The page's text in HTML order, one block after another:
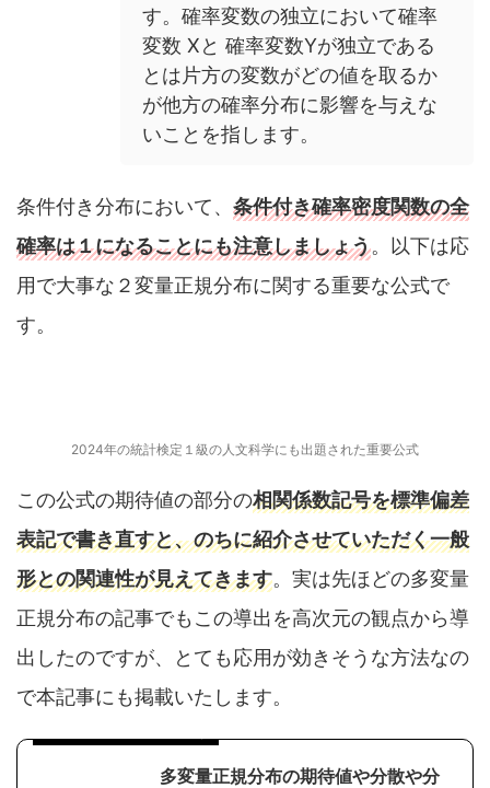
す。確率変数の独立において確率
変数 Xと 確率変数Yが独立である
とは片方の変数がどの値を取るか
が他方の確率分布に影響を与えな
いことを指します。
条件付き分布において、 条件付き確率密度関数の全
確率は１になることにも注意しましょう。以下は応
用で大事な２変量正規分布に関する重要な公式で
す。
2024年の統計検定１級の人文科学にも出題された重要公式
この公式の期待値の部分の相関係数記号を標準偏差
表記で書き直すと、のちに紹介させていただく一般
形との関連性が見えてきます。実は先ほどの多変量
正規分布の記事でもこの導出を高次元の観点から導
出したのですが、とても応用が効きそうな方法なの
で本記事にも掲載いたします。
多変量正規分布の期待値や分散や分